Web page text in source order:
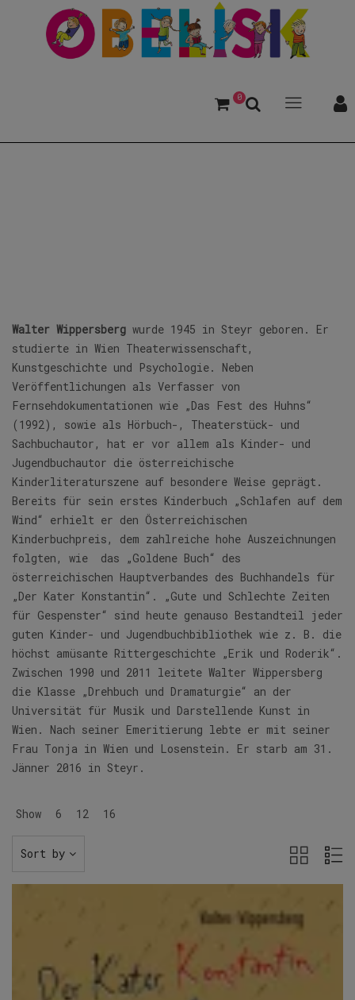
0
Walter Wippersberg wurde 1945 in Steyr geboren. Er
studierte in Wien Theaterwissenschaft,
Kunstgeschichte und Psychologie. Neben
Veröffentlichungen als Verfasser von
Fernsehdokumentationen wie „Das Fest des Huhns“
(1992), sowie als Hörbuch-, Theaterstück- und
Sachbuchautor, hat er vor allem als Kinder- und
Jugendbuchautor die österreichische
Kinderliteraturszene auf besondere Weise geprägt.
Bereits für sein erstes Kinderbuch „Schlafen auf dem
Wind“ erhielt er den Österreichischen
Kinderbuchpreis, dem zahlreiche hohe Auszeichnungen
folgten, wie das „Goldene Buch“ des
österreichischen Hauptverbandes des Buchhandels für
„Der Kater Konstantin“. „Gute und Schlechte Zeiten
für Gespenster“ sind heute genauso Bestandteil jeder
guten Kinder- und Jugendbuchbibliothek wie z. B. die
höchst amüsante Rittergeschichte „Erik und Roderik“.
Zwischen 1990 und 2011 leitete Walter Wippersberg
die Klasse „Drehbuch und Dramaturgie“ an der
Universität für Musik und Darstellende Kunst in
Wien. Nach seiner Emeritierung lebte er mit seiner
Frau Tonja in Wien und Losenstein. Er starb am 31.
Jänner 2016 in Steyr.
Show 6 12 16
Sort by